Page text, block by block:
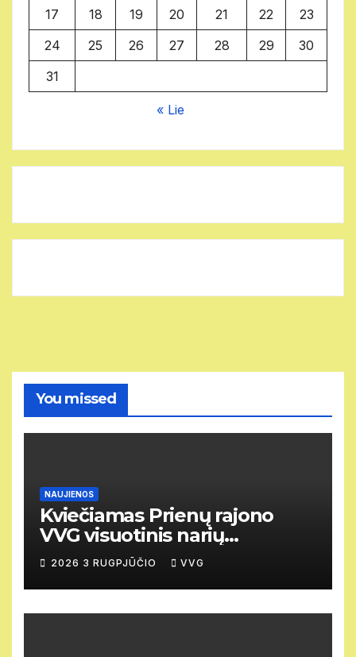
17
18 19 20 21 22
23
24
25 26 27 28 29
30
31
« Lie
You missed
NAUJIENOS
Kviečiamas Prienų rajono
VVG visuotinis narių
susirinkimas
2026 3 RUGPJŪČIO VVG